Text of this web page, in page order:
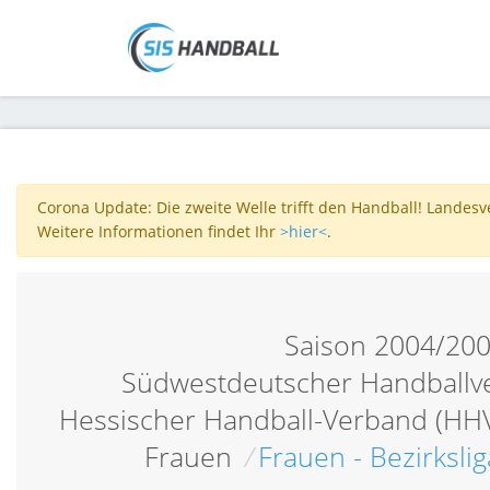
Corona Update: Die zweite Welle trifft den Handball!
Weitere Informationen findet Ihr >hier<.
Saison 2004/
Südwestdeutscher
Hessischer Handball-Verband
Frauen /Frauen -